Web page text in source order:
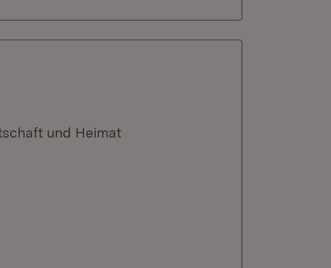
und Heimat